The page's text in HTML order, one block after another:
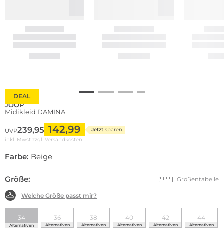
DEAL
JOOP
Midikleid DAMINA
UVP239,95 142,99 Jetzt sparen
inkl. Mwst zzgl. Versandkosten
Farbe: Beige
Größe: Größentabelle
Welche Größe passt mir?
34
Alternativen
36
Alternativen
38
Alternativen
40
Alternativen
42
Alternativen
44
Alternativen